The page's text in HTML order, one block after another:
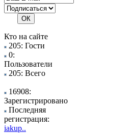
Кто на сайте
205: Гости
0:
Пользователи
205: Всего
16908:
Зарегистрировано
Последняя
регистрация:
iakup..